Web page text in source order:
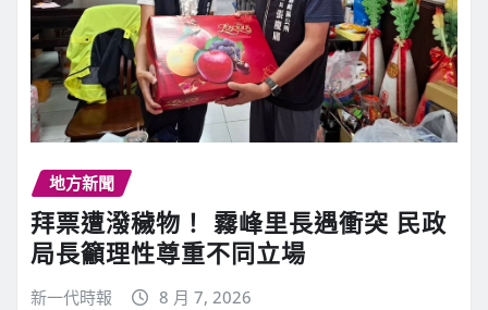
地方新聞
拜票遭潑穢物！ 霧峰里長遇衝突 民政
局長籲理性尊重不同立場
新一代時報 8 月 7, 2026